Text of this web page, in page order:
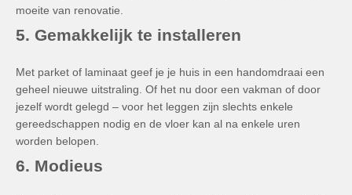
moeite van renovatie.
5. Gemakkelijk te installeren
Met parket of laminaat geef je je huis in een handomdraai een
geheel nieuwe uitstraling. Of het nu door een vakman of door
jezelf wordt gelegd – voor het leggen zijn slechts enkele
gereedschappen nodig en de vloer kan al na enkele uren
worden belopen.
6. Modieus